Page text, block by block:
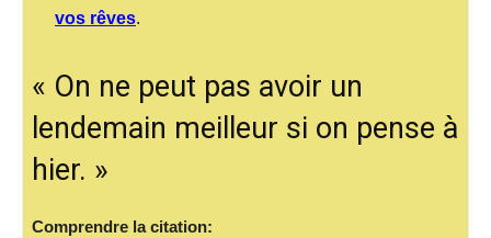
vos rêves.
« On ne peut pas avoir un
lendemain meilleur si on pense à
hier. »
Comprendre la citation: